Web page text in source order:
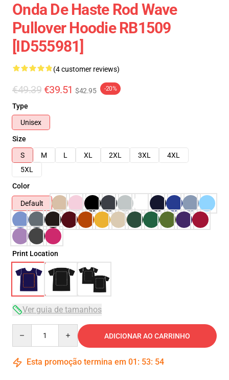
Onda De Haste Rod Wave
Pullover Hoodie RB1509
[ID555981]
(4 customer reviews)
€49.39 €39.51 $42.95 -20%
Type
Unisex
Size
S
M L XL 2XL 3XL
4XL
5XL
Color
Default
Print Location
Ver guia de tamanhos
ADICIONAR AO CARRINHO
Esta promoção termina em 01 : 53: 54